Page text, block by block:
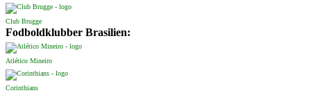
Club Brugge
Fodboldklubber Brasilien:
Atlético Mineiro
Corinthians